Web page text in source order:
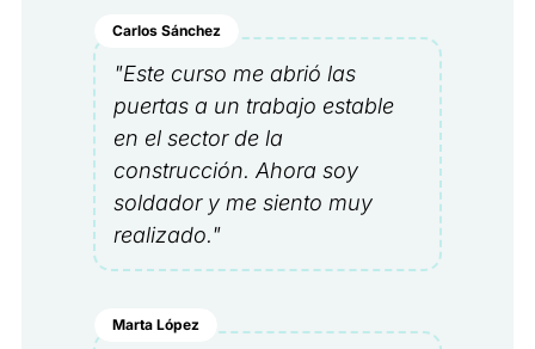
Carlos Sánchez
"Este curso me abrió las
puertas a un trabajo estable
en el sector de la
construcción. Ahora soy
soldador y me siento muy
realizado."
Marta López